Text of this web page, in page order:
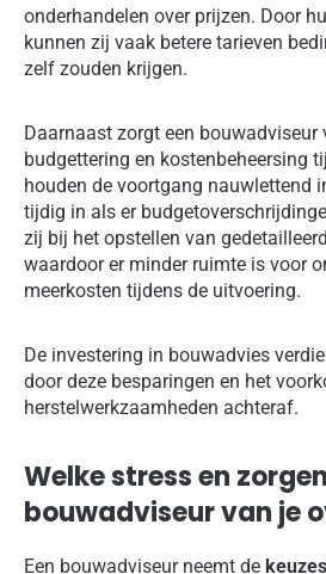
onderhandelen over prijzen. Door
kunnen zij vaak betere tarieven
zelf zouden krijgen.
Daarnaast zorgt een bouwadviseur
budgettering en kostenbeheersing
houden de voortgang nauwlettend
tijdig in als er
zij bij het opstellen van
waardoor er minder ruimte is voor
meerkosten tijdens de uitvoering.
De investering in bouwadvies
door deze besparingen en het
herstelwerkzaamheden achteraf.
Welke stress en
bouwadviseur van je
Een bouwadviseur neemt de